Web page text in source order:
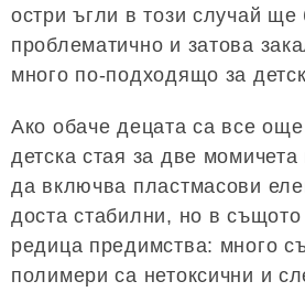
остри ъгли в този случай ще
проблематично и затова
много по-подходящо за
Ако обаче децата са все
детска стая за две
да включва пластмасови
доста стабилни, но в
редица предимства: много
полимери са нетоксични и